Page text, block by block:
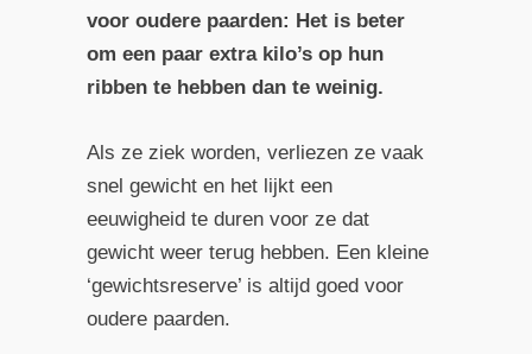
voor oudere paarden: Het is beter
om een paar extra kilo’s op hun
ribben te hebben dan te weinig.
Als ze ziek worden, verliezen ze vaak
snel gewicht en het lijkt een
eeuwigheid te duren voor ze dat
gewicht weer terug hebben. Een kleine
‘gewichtsreserve’ is altijd goed voor
oudere paarden.